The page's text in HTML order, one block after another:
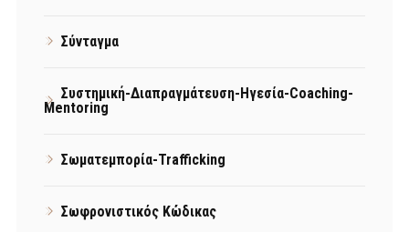
Σύνταγμα
Συστημική-Διαπραγμάτευση-Ηγεσία-Coaching-
Mentoring
Σωματεμπορία-Trafficking
Σωφρονιστικός Κώδικας